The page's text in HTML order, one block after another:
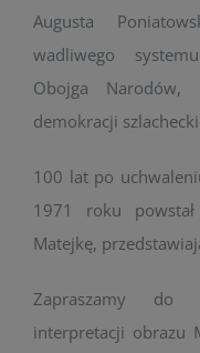
Augusta
wadliwego
Obojga
demokracji
100 lat po
1971 roku
Matejkę,
Zapraszamy do
interpretacji obrazu